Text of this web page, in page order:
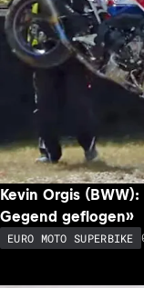
Kevin Orgis
Gegend geflogen»
EURO MOTO SUPERBIKE